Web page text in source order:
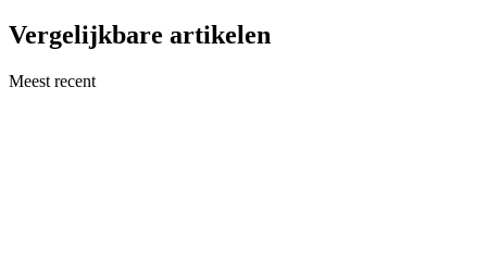
Vergelijkbare artikelen
Meest recent